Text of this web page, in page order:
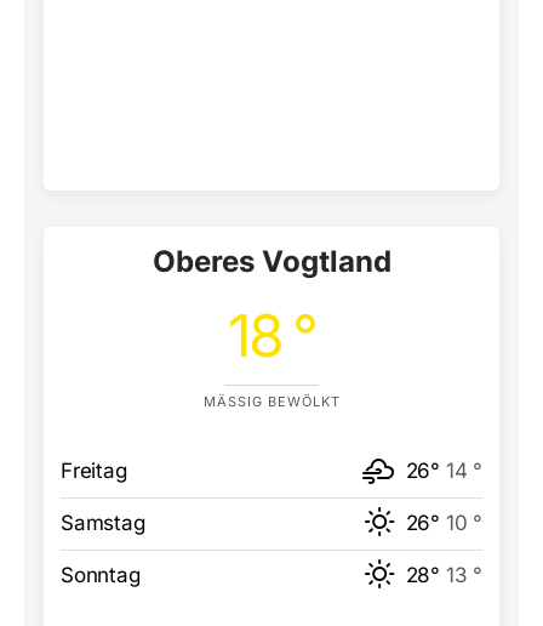
Oberes Vogtland
18 °
MÄSSIG BEWÖLKT
Freitag 26° 14 °
Samstag 26° 10 °
Sonntag 28° 13 °